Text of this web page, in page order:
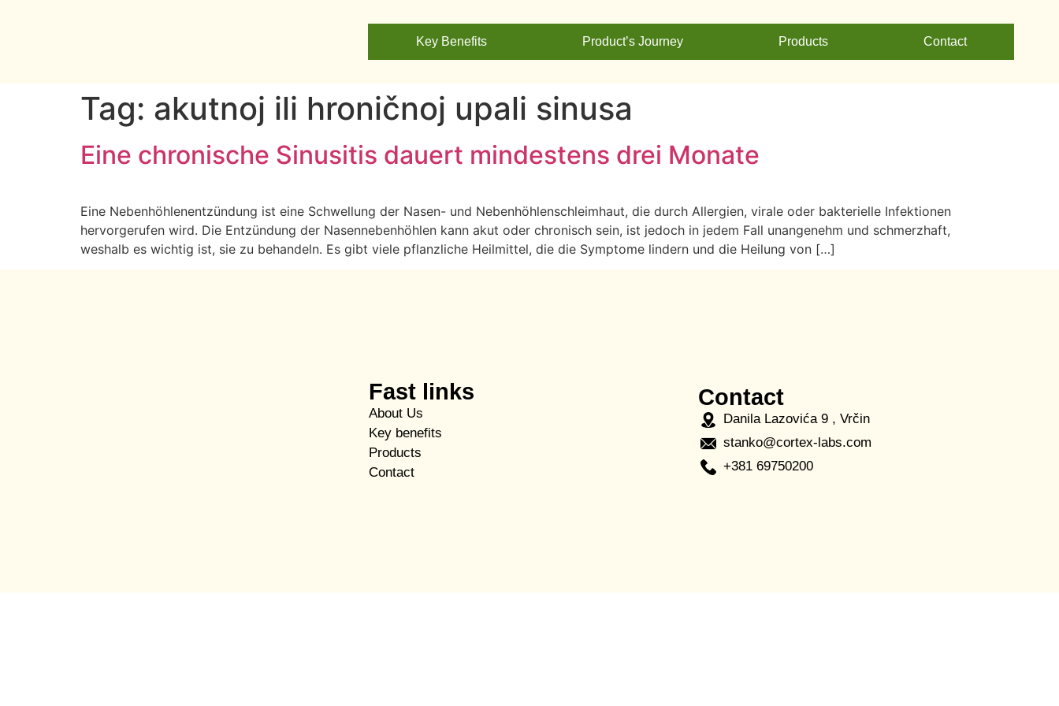
Key Benefits Product’s Journey Products Contact
Tag: akutnoj ili hroničnoj upali sinusa
Eine chronische Sinusitis dauert mindestens drei Monate
Eine Nebenhöhlenentzündung ist eine Schwellung der Nasen- und Nebenhöhlenschleimhaut, die durch Allergien, virale oder bakterielle Infektionen
hervorgerufen wird. Die Entzündung der Nasennebenhöhlen kann akut oder chronisch sein, ist jedoch in jedem Fall unangenehm und schmerzhaft,
weshalb es wichtig ist, sie zu behandeln. Es gibt viele pflanzliche Heilmittel, die die Symptome lindern und die Heilung von […]
Fast links
About Us
Key benefits
Products
Contact
Contact
Danila Lazovića 9 , Vrčin
stanko@cortex-labs.com
+381 69750200